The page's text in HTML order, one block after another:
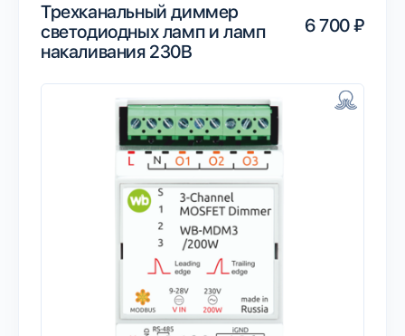
Трехканальный диммер
светодиодных ламп и ламп
накаливания 230В
6 700 ₽